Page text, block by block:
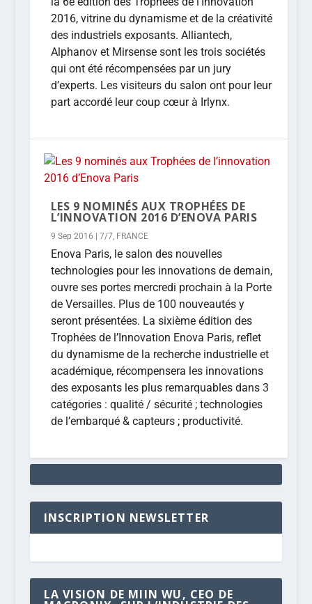
2016, vitrine du dynamisme et de la créativité
des industriels exposants. Alliantech,
Alphanov et Mirsense sont les trois sociétés
qui ont été récompensées par un jury
d’experts. Les visiteurs du salon ont pour leur
part accordé leur coup cœur à Irlynx.
LES 9 NOMINÉS AUX TROPHÉES DE
L’INNOVATION 2016 D’ENOVA PARIS
9 Sep 2016 7/7, FRANCE
Enova Paris, le salon des nouvelles
technologies pour les innovations de demain,
ouvre ses portes mercredi prochain à la Porte
de Versailles. Plus de 100 nouveautés y
seront présentées. La sixième édition des
Trophées de l’Innovation Enova Paris, reflet
du dynamisme de la recherche industrielle et
académique, récompensera les innovations
des exposants les plus remarquables dans 3
catégories : qualité / sécurité ; technologies
de l’embarqué & capteurs ; productivité.
INSCRIPTION NEWSLETTER
LA VISION DE MIIN WU, CEO DE